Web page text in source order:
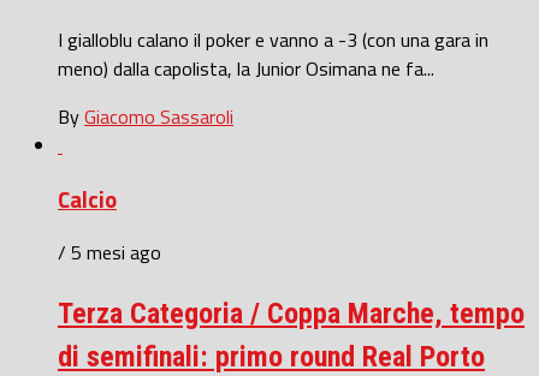
I gialloblu calano il poker e vanno a -3 (con una gara in
meno) dalla capolista, la Junior Osimana ne fa...
ByGiacomo Sassaroli
Calcio
/ 5 mesi ago
Terza Categoria / Coppa Marche, tempo
di semifinali: primo round Real Porto